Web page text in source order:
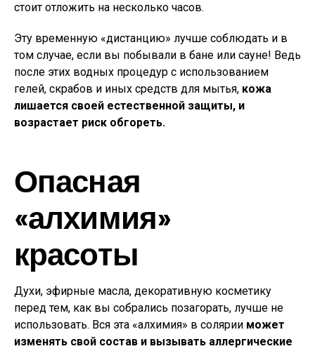
стоит отложить на несколько часов.
Эту временную «дистанцию» лучше соблюдать и в
том случае, если вы побывали в бане или сауне! Ведь
после этих водных процедур с использованием
гелей, скрабов и иных средств для мытья, кожа
лишается своей естественной защиты, и
возрастает риск обгореть.
Опасная
«алхимия»
красоты
Духи, эфирные масла, декоративную косметику
перед тем, как вы собрались позагорать, лучше не
использовать. Вся эта «алхимия» в солярии может
изменять свой состав и вызывать аллергические